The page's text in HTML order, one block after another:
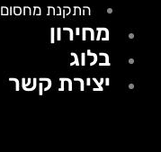
התקנת מחסום חניה
מחירון
בלוג
יצירת קשר